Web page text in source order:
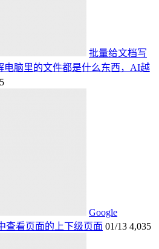
批量给文档写
电脑里的文件都是什么东西，AI越
Google
查看页面的上下级页面 01/13 4,035